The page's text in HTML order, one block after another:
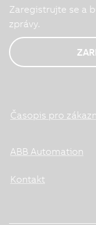
Zaregistrujte se a
zprávy.
Časopis pro
ABB Automation
Kontakt